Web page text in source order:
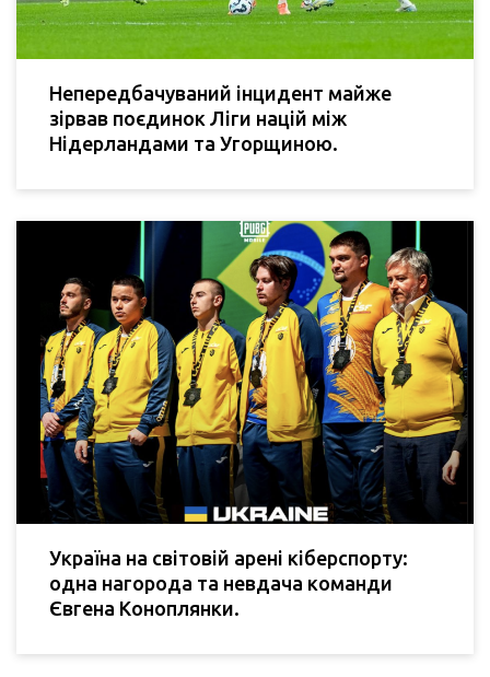
Непередбачуваний інцидент майже
зірвав поєдинок Ліги націй між
Нідерландами та Угорщиною.
Україна на світовій арені кіберспорту:
одна нагорода та невдача команди
Євгена Коноплянки.